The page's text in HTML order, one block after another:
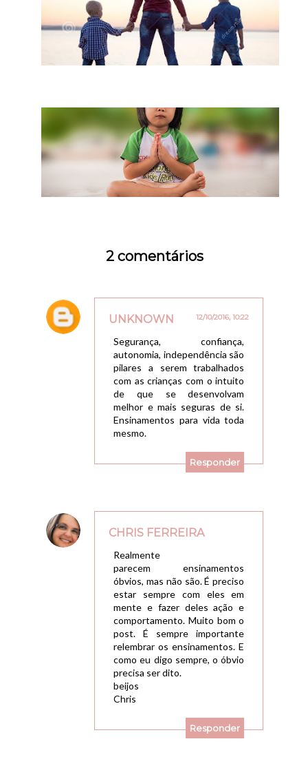
2 comentários
UNKNOWN 12/10/2016, 10:22
Segurança, confiança,
autonomia, independência são
pilares a serem trabalhados
com as crianças com o intuito
de que se desenvolvam
melhor e mais seguras de si.
Ensinamentos para vida toda
mesmo.
Responder
CHRIS FERREIRA
Realmente
parecem ensinamentos
óbvios, mas não são. É preciso
estar sempre com eles em
mente e fazer deles ação e
comportamento. Muito bom o
post. É sempre importante
relembrar os ensinamentos. E
como eu digo sempre, o óbvio
precisa ser dito.
beijos
Chris
Responder